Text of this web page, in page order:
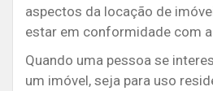
aspectos da locação de
estar em conformidade com
Quando uma pessoa se
um imóvel, seja para uso